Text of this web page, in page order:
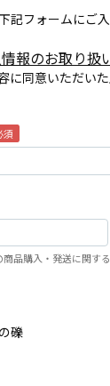
記フォームにご
報のお取り扱
に同意いただい
商品購入・発送に関す
礫